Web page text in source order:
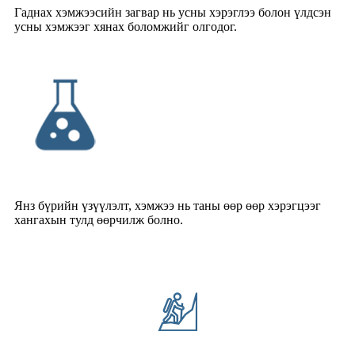
Гаднах хэмжээсийн загвар нь усны хэрэглээ болон үлдсэн
усны хэмжээг хянах боломжийг олгодог.
Янз бүрийн үзүүлэлт, хэмжээ нь таны өөр өөр хэрэгцээг
хангахын тулд өөрчилж болно.